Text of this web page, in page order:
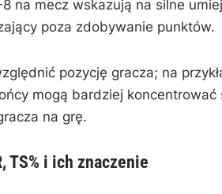
na mecz wskazują na silne
poza zdobywanie punktów.
pozycję gracza; na
mogą bardziej
na grę.
TS% i ich znaczenie